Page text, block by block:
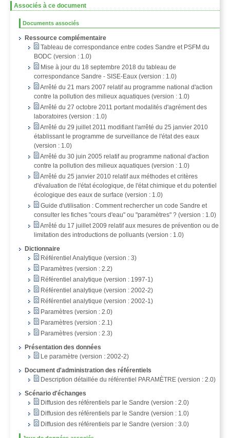
Associés à ce document
Documents associés
Ressource complémentaire
Tableau de correspondance entre codes Sandre et PSFM du
BODC (version : 1.0)
Mise à jour du 18 septembre 2018 du tableau de
correspondance Sandre - SISE-Eaux (version : 1.0)
Arrêté du 21 mars 2007 relatif au programme national d'action
contre la pollution des milieux aquatiques (version : 1.0)
Arrêté du 27 octobre 2011 portant modalités d'agrément des
laboratoires (version : 1.0)
Arrêté du 29 juillet 2011 modifiant l'arrêté du 25 janvier 2010
établissant le programme de surveillance de l'état des eaux
(version : 1.0)
Arrêté du 30 juin 2005 relatif au programme national d'action
contre la pollution des milieux aquatiques (version : 1.0)
Arrêté du 25 janvier 2010 relatif aux méthodes et critères
d'évaluation de l'état écologique, de l'état chimique et du potentiel
écologique des eaux de surface (version : 1.0)
Guide d'utilisation : Comment rechercher un code Sandre et
consulter les fiches "cours d'eau" ou "paramètres" ? (version : 1.0)
Arrêté du 17 juillet 2009 relatif aux mesures de prévention ou de
limitation des introductions de polluants (version : 1.0)
Dictionnaire
Référentiel Analytique (version : 3)
Paramètres (version : 2.2)
Référentiel analytique (version : 1997-1)
Référentiel analytique (version : 2002-2)
Référentiel analytique (version : 2002-1)
Paramètres (version : 2.0)
Paramètres (version : 2.1)
Paramètres (version : 2.3)
Présentation des données
Le paramètre (version : 2002-2)
Document d'administration des référentiels
Description détaillée du référentiel PARAMÈTRE (version : 2.0)
Scénario d'échanges
Diffusion des référentiels par le Sandre (version : 2.0)
Diffusion des référentiels par le Sandre (version : 1.0)
Diffusion des référentiels par le Sandre (version : 3.0)